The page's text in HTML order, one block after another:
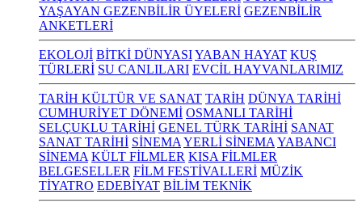
YAŞAYAN GEZENBİLİR ÜYELERİ GEZENBİLİR
ANKETLERİ
EKOLOJİ BİTKİ DÜNYASIYABAN HAYAT KUŞ
TÜRLERİ SU CANLILARI EVCİL HAYVANLARIMIZ
TARİH KÜLTÜR VE SANAT TARİH DÜNYA TARİHİ
CUMHURİYET DÖNEMİ OSMANLI TARİHİ
SELÇUKLU TARİHİ GENEL TÜRK TARİHİ SANAT
SANAT TARİHİ SİNEMA YERLİ SİNEMA YABANCI
SİNEMA KÜLT FİLMLER KISA FİLMLER
BELGESELLER FİLM FESTİVALLERİ MÜZİK
TİYATRO EDEBİYAT BİLİM TEKNİK